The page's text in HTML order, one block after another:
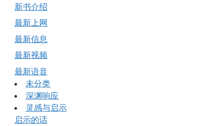
新书介绍
最新上网
最新信息
最新视频
最新语音
未分类
深渊响应
灵感与启示
启示的话